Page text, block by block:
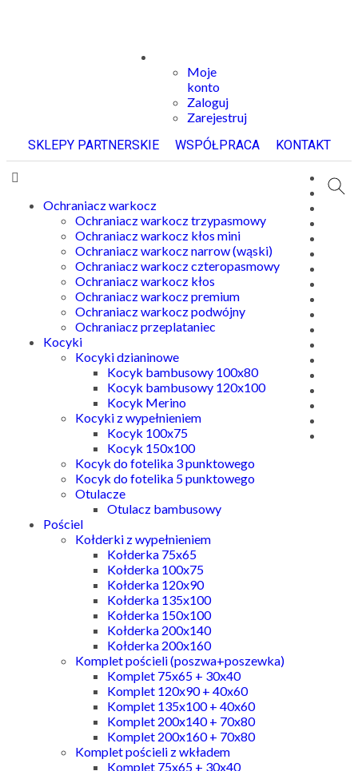
Moje
konto
Zaloguj
Zarejestruj
SKLEPY PARTNERSKIE
WSPÓŁPRACA KONTAKT
Ochraniacz warkocz
Ochraniacz warkocz trzypasmowy
Ochraniacz warkocz kłos mini
Ochraniacz warkocz narrow (wąski)
Ochraniacz warkocz czteropasmowy
Ochraniacz warkocz kłos
Ochraniacz warkocz premium
Ochraniacz warkocz podwójny
Ochraniacz przeplataniec
Kocyki
Kocyki dzianinowe
Kocyk bambusowy 100x80
Kocyk bambusowy 120x100
Kocyk Merino
Kocyki z wypełnieniem
Kocyk 100x75
Kocyk 150x100
Kocyk do fotelika 3 punktowego
Kocyk do fotelika 5 punktowego
Otulacze
Otulacz bambusowy
Pościel
Kołderki z wypełnieniem
Kołderka 75x65
Kołderka 100x75
Kołderka 120x90
Kołderka 135x100
Kołderka 150x100
Kołderka 200x140
Kołderka 200x160
Komplet pościeli (poszwa+poszewka)
Komplet 75x65 + 30x40
Komplet 120x90 + 40x60
Komplet 135x100 + 40x60
Komplet 200x140 + 70x80
Komplet 200x160 + 70x80
Komplet pościeli z wkładem
Komplet 75x65 + 30x40